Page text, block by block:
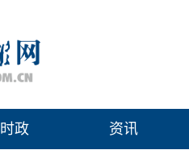
时政 资讯